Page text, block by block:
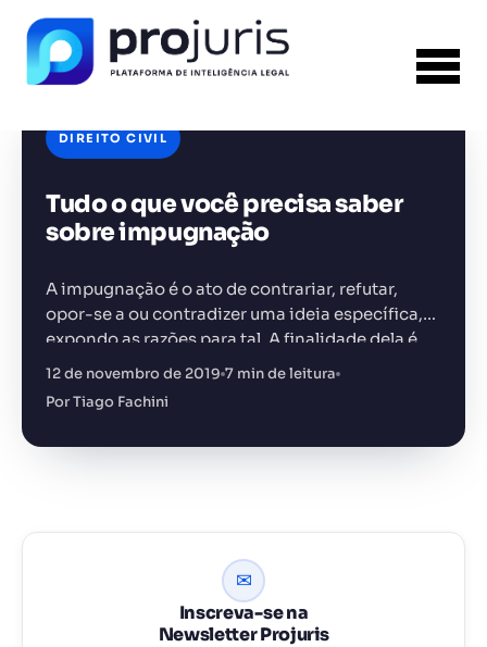
DIREITO CIVIL
Tudo o que você precisa saber
sobre impugnação
A impugnação é o ato de contrariar, refutar,
opor-se a ou contradizer uma ideia específica,
expondo as razões para tal. A finalidade dela é
opor-se a alguma manifestação ou decisão da
12 de novembro de 2019 7 min de leitura
Por Tiago Fachini
✉
Inscreva-se na
Newsletter Projuris
FERRAMENTA RECOMENDADA PARA ESTE
CONTEÚDO
Gerador de Petição
+14.000 juristas